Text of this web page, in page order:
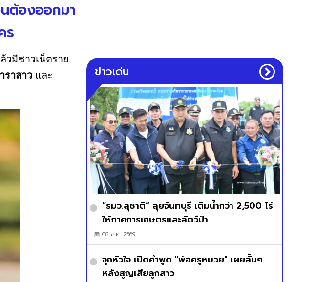
ต้องออกมา
ร
วมีชาวเน็ตราย
ราสาว และ
ข่าวเด่น
“รมว.สุชาติ” ลุยจันทบุรี เติมน้ำกว่า 2,500 ไร่
ให้ภาคการเกษตรและสัตว์ป่า
08 ส.ค. 2569
จุกหัวใจ เปิดคำพูด "พ่อครูหมวย" เผยสั้นๆ
หลังสูญเสียลูกสาว